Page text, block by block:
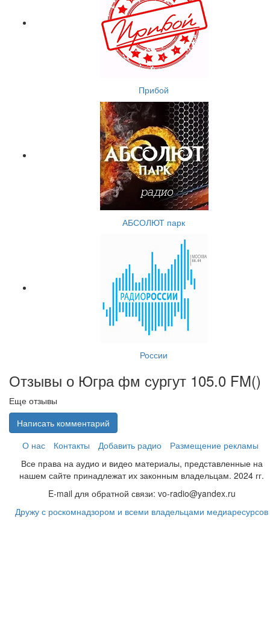
Прибой
АБСОЛЮТ парк
России
Отзывы о Югра фм сургут 105.0 FM()
Еще отзывы
Написать комментарий
О нас
Контакты Добавить радио
Размещение рекламы
Все права на аудио и видео материалы, представленные на
нашем сайте принадлежат их законным владельцам. 2024 гг.
E-mail для обратной связи: vo-radio@yandex.ru
Дружу с роскомнадзором и всеми владельцами медиаресурсов